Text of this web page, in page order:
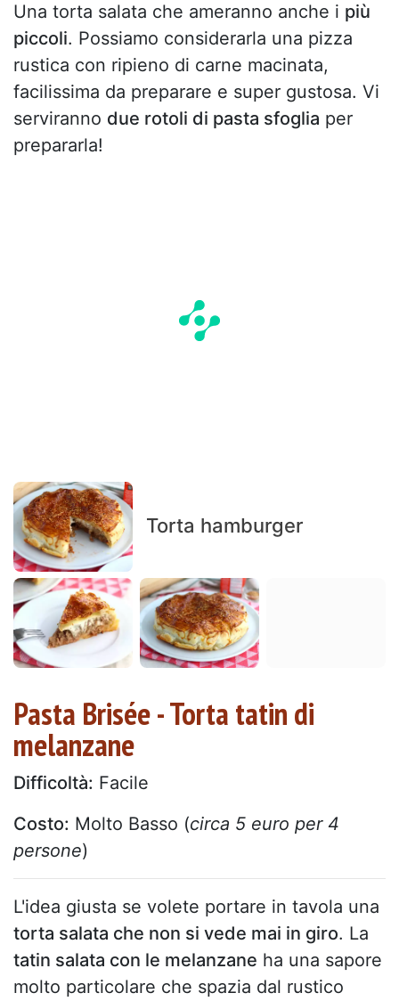
Una torta salata che ameranno anche i più
piccoli. Possiamo considerarla una pizza
rustica con ripieno di carne macinata,
facilissima da preparare e super gustosa. Vi
serviranno due rotoli di pasta sfoglia per
prepararla!
Torta hamburger
Pasta Brisée - Torta tatin di
melanzane
Difficoltà: Facile
Costo: Molto Basso (circa 5 euro per 4
persone)
L'idea giusta se volete portare in tavola una
torta salata che non si vede mai in giro. La
tatin salata con le melanzane ha una sapore
molto particolare che spazia dal rustico